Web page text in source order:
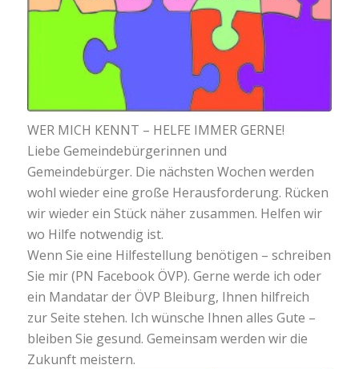
WER MICH KENNT – HELFE IMMER GERNE!
Liebe Gemeindebürgerinnen und
Gemeindebürger. Die nächsten Wochen werden
wohl wieder eine große Herausforderung. Rücken
wir wieder ein Stück näher zusammen. Helfen wir
wo Hilfe notwendig ist.
Wenn Sie eine Hilfestellung benötigen – schreiben
Sie mir (PN Facebook ÖVP). Gerne werde ich oder
ein Mandatar der ÖVP Bleiburg, Ihnen hilfreich
zur Seite stehen. Ich wünsche Ihnen alles Gute –
bleiben Sie gesund. Gemeinsam werden wir die
Zukunft meistern.